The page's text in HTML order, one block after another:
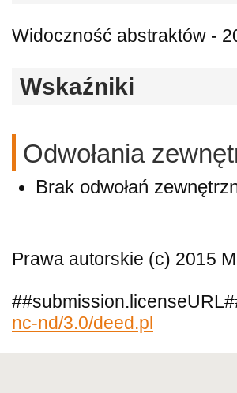
Widoczność abstraktów -
Wskaźniki
Odwołania
Brak odwołań
Prawa autorskie (c) 2015
nc-nd/3.0/deed.pl